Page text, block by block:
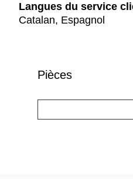
Langues du service
Catalan, Espagnol
Pièces